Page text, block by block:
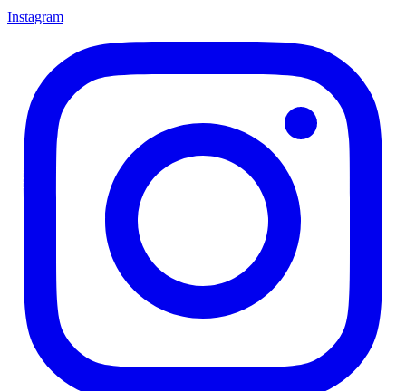
Instagram